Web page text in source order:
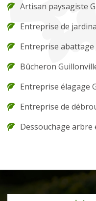
Artisan paysagiste
Entreprise de
Entreprise
Bûcheron
Entreprise élagage
Entreprise de
Dessouchage arbre